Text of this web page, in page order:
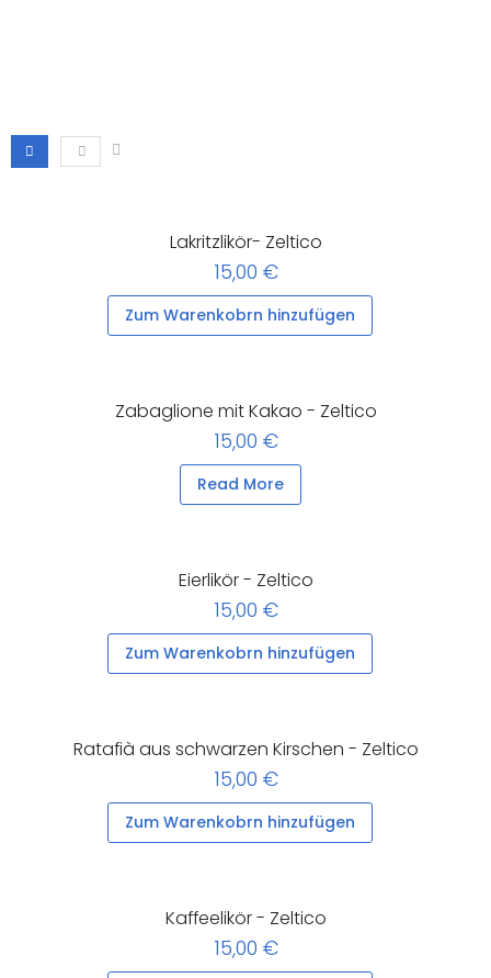
Lakritzlikör- Zeltico
15,00 €
Zum Warenkobrn hinzufügen
Zabaglione mit Kakao - Zeltico
15,00 €
Read More
Eierlikör - Zeltico
15,00 €
Zum Warenkobrn hinzufügen
Ratafià aus schwarzen Kirschen - Zeltico
15,00 €
Zum Warenkobrn hinzufügen
Kaffeelikör - Zeltico
15,00 €